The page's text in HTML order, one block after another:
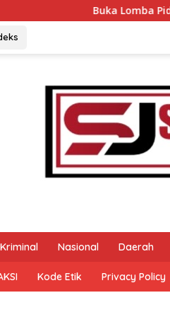
Lomba Pidato Adat
Kriminal Nasional Daerah
Kode Etik Privacy Policy